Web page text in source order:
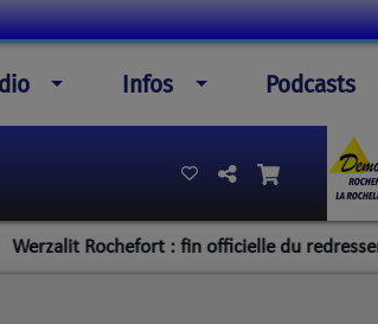
Infos Podcasts
Rochefort : fin officielle du redressement